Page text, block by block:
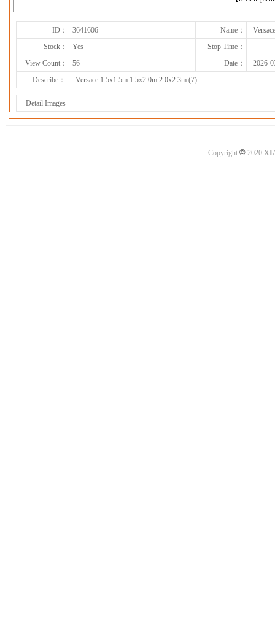
ID： 3641606 Name：
Stock：
Yes
Stop Time：
View Count：
56 Date：
2026-
Describe：
Versace 1.5x1.5m 1.5x2.0m 2.0x2.3m (7)
Detail Images
Copyright ©2020